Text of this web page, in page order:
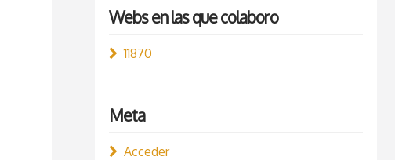
Webs en las que colaboro
11870
Meta
Acceder